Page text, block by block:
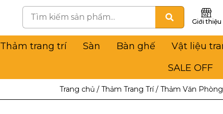
Giới thiệu
Thảm trang trí Sàn Bàn ghế Vật liệu
SALE OFF
Trang chủ / Thảm Trang Trí/ Thảm Văn Phòng